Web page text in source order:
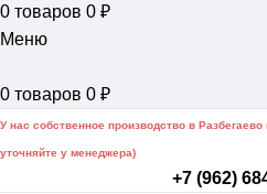
0 товаров 0 ₽
Меню
0 товаров 0 ₽
У нас собственное производство в
уточняйте у менеджера)
+7 (962)